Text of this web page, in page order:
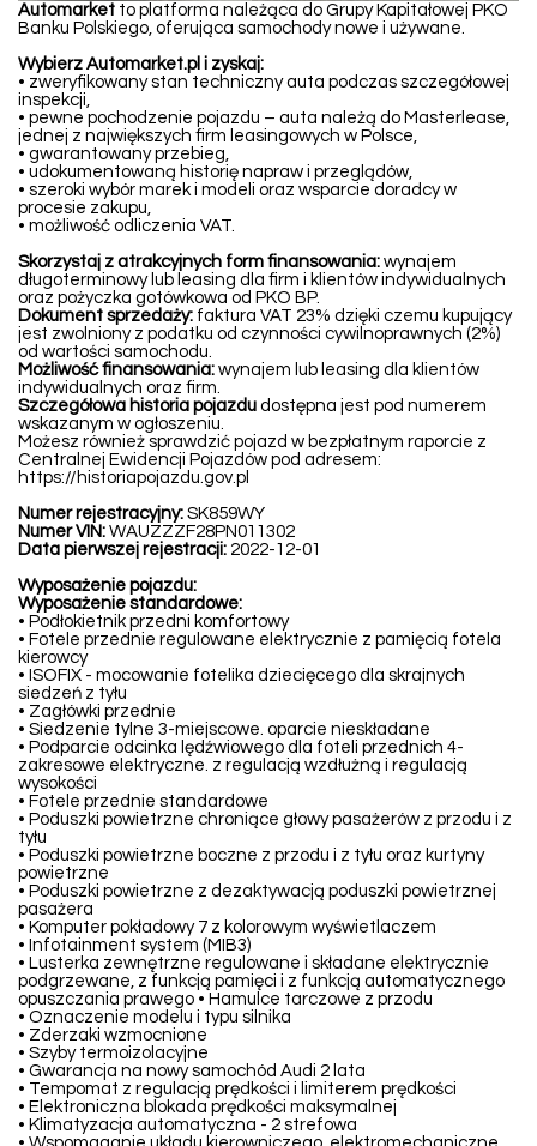
Automarket to platforma należąca do Grupy Kapitałowej PKO
Banku Polskiego, oferująca samochody nowe i używane.
Wybierz Automarket.pl i zyskaj:
• zweryfikowany stan techniczny auta podczas szczegółowej
inspekcji,
• pewne pochodzenie pojazdu – auta należą do Masterlease,
jednej z największych firm leasingowych w Polsce,
• gwarantowany przebieg,
• udokumentowaną historię napraw i przeglądów,
• szeroki wybór marek i modeli oraz wsparcie doradcy w
procesie zakupu,
• możliwość odliczenia VAT.
Skorzystaj z atrakcyjnych form finansowania: wynajem
długoterminowy lub leasing dla firm i klientów indywidualnych
oraz pożyczka gotówkowa od PKO BP.
Dokument sprzedaży: faktura VAT 23% dzięki czemu kupujący
jest zwolniony z podatku od czynności cywilnoprawnych (2%)
od wartości samochodu.
Możliwość finansowania: wynajem lub leasing dla klientów
indywidualnych oraz firm.
Szczegółowa historia pojazdu dostępna jest pod numerem
wskazanym w ogłoszeniu.
Możesz również sprawdzić pojazd w bezpłatnym raporcie z
Centralnej Ewidencji Pojazdów pod adresem:
https://historiapojazdu.gov.pl
Numer rejestracyjny: SK859WY
Numer VIN: WAUZZZF28PN011302
Data pierwszej rejestracji: 2022-12-01
Wyposażenie pojazdu:
Wyposażenie standardowe:
• Podłokietnik przedni komfortowy
• Fotele przednie regulowane elektrycznie z pamięcią fotela
kierowcy
• ISOFIX - mocowanie fotelika dziecięcego dla skrajnych
siedzeń z tyłu
• Zagłówki przednie
• Siedzenie tylne 3-miejscowe. oparcie nieskładane
• Podparcie odcinka lędźwiowego dla foteli przednich 4-
zakresowe elektryczne. z regulacją wzdłużną i regulacją
wysokości
• Fotele przednie standardowe
• Poduszki powietrzne chroniące głowy pasażerów z przodu i z
tyłu
• Poduszki powietrzne boczne z przodu i z tyłu oraz kurtyny
powietrzne
• Poduszki powietrzne z dezaktywacją poduszki powietrznej
pasażera
• Komputer pokładowy 7 z kolorowym wyświetlaczem
• Infotainment system (MIB3)
• Lusterka zewnętrzne regulowane i składane elektrycznie
podgrzewane, z funkcją pamięci i z funkcją automatycznego
opuszczania prawego • Hamulce tarczowe z przodu
• Oznaczenie modelu i typu silnika
• Zderzaki wzmocnione
• Szyby termoizolacyjne
• Gwarancja na nowy samochód Audi 2 lata
• Tempomat z regulacją prędkości i limiterem prędkości
• Elektroniczna blokada prędkości maksymalnej
• Klimatyzacja automatyczna - 2 strefowa